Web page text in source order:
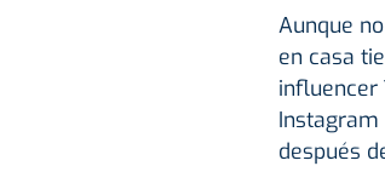
Aunque
en casa
influencer
Instagram
después